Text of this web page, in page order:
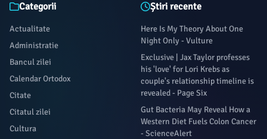
Categorii
Actualitate
Administratie
Bancul zilei
Calendar Ortodox
Citate
Citatul zilei
Cultura
Știri recente
Here Is My Theory About One
Night Only - Vulture
Exclusive | Jax Taylor professes
his 'love' for Lori Krebs as
couple's relationship timeline is
revealed - Page Six
Gut Bacteria May Reveal How a
Western Diet Fuels Colon Cancer
- ScienceAlert